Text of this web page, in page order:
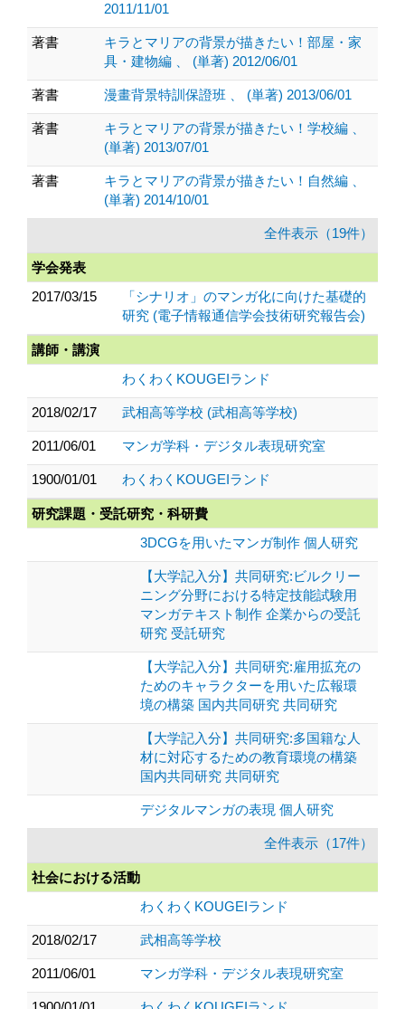
2011/11/01
著書
キラとマリアの背景が描きたい！部屋・家
具・建物編 、 (単著) 2012/06/01
著書 漫畫背景特訓保證班 、 (単著) 2013/06/01
著書
キラとマリアの背景が描きたい！学校編 、
(単著) 2013/07/01
著書
キラとマリアの背景が描きたい！自然編 、
(単著) 2014/10/01
全件表示（19件）
学会発表
2017/03/15
「シナリオ」のマンガ化に向けた基礎的
研究 (電子情報通信学会技術研究報告会)
講師・講演
わくわくKOUGEIランド
2018/02/17 武相高等学校 (武相高等学校)
2011/06/01 マンガ学科・デジタル表現研究室
1900/01/01 わくわくKOUGEIランド
研究課題・受託研究・科研費
3DCGを用いたマンガ制作 個人研究
【大学記入分】共同研究:ビルクリー
ニング分野における特定技能試験用
マンガテキスト制作 企業からの受託
研究 受託研究
【大学記入分】共同研究:雇用拡充の
ためのキャラクターを用いた広報環
境の構築 国内共同研究 共同研究
【大学記入分】共同研究:多国籍な人
材に対応するための教育環境の構築
国内共同研究 共同研究
デジタルマンガの表現 個人研究
全件表示（17件）
社会における活動
わくわくKOUGEIランド
2018/02/17 武相高等学校
2011/06/01 マンガ学科・デジタル表現研究室